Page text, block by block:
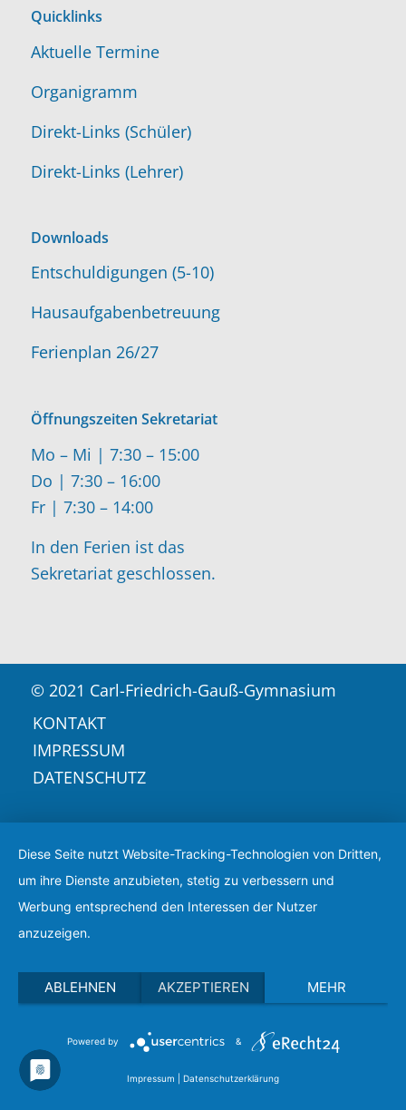
Quicklinks
Aktuelle Termine
Organigramm
Direkt-Links (Schüler)
Direkt-Links (Lehrer)
Downloads
Entschuldigungen (5-10)
Hausaufgabenbetreuung
Ferienplan 26/27
Öffnungszeiten Sekretariat
Mo – Mi | 7:30 – 15:00
Do | 7:30 – 16:00
Fr | 7:30 – 14:00
In den Ferien ist das
Sekretariat geschlossen.
© 2021 Carl-Friedrich-Gauß-Gymnasium
KONTAKT
IMPRESSUM
DATENSCHUTZ
Diese Seite nutzt Website-Tracking-Technologien von Dritten,
um ihre Dienste anzubieten, stetig zu verbessern und
Werbung entsprechend den Interessen der Nutzer
anzuzeigen.
ABLEHNEN AKZEPTIEREN MEHR
Powered by &
Impressum Datenschutzerklärung